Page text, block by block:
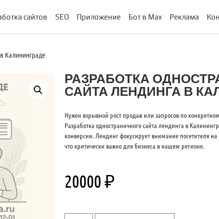
сайтов SEO Приложение Бот в Max Реклама
Калининграде
РАЗРАБОТКА
САЙТА ЛЕНДИНГА В
Нужен взрывной рост продаж или запросов по
Разработка одностраничного сайта лендинга в
конверсии. Лендинг фокусирует внимание посетителя
что критически важно для бизнеса в нашем регионе.
20000₽